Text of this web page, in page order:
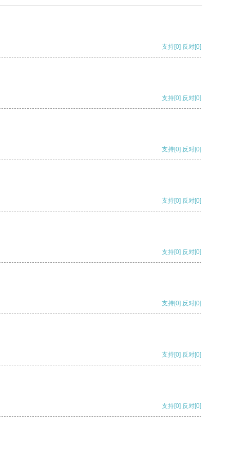
支持[0] 反对[0]
支持[0] 反对[0]
支持[0] 反对[0]
支持[0] 反对[0]
支持[0] 反对[0]
支持[0] 反对[0]
支持[0] 反对[0]
支持[0] 反对[0]